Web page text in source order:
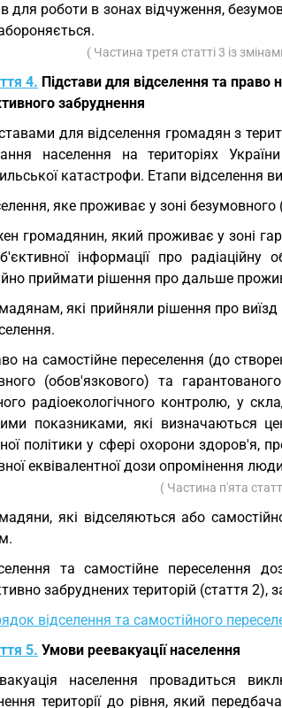
для роботи в зонах відчуження,
( Частина третя статті 3 із
4. Підстави для відселення та право
забруднення
для відселення громадян з
населення на територіях
катастрофи. Етапи відселення
яке проживає у зоні
громадянин, який проживає у зоні
інформації про
приймати рішення про дальше
які прийняли рішення про
на самостійне переселення (до
(обов'язкового) та
радіоекологічного контролю, у
показниками, які визначаються
політики у сфері охорони здоров'я,
еквівалентної дози опромінення
( Частина п'ята
які відселяються або
та самостійне переселення
забруднених територій (стаття
відселення та самостійного
5. Умови реевакуації населення
населення провадиться
території до рівня, який